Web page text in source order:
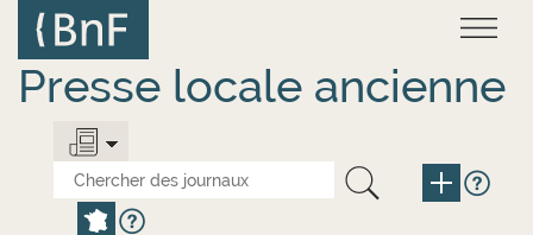
contenu
principal
Presse locale ancienne
Panneau de gestion des cookies